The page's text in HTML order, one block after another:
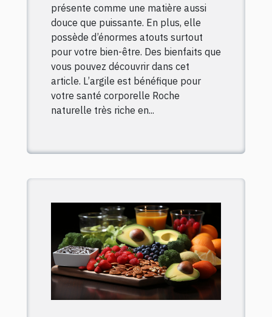
présente comme une matière aussi
douce que puissante. En plus, elle
possède d’énormes atouts surtout
pour votre bien-être. Des bienfaits que
vous pouvez découvrir dans cet
article. L’argile est bénéfique pour
votre santé corporelle Roche
naturelle très riche en...